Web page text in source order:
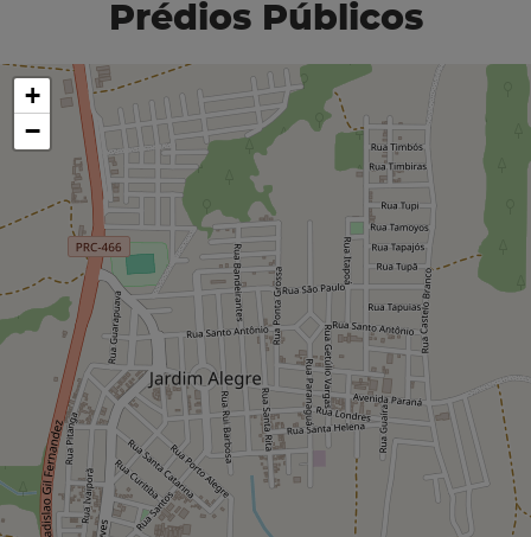
Prédios Públicos
+
−